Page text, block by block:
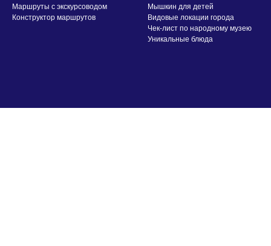
Маршруты с экскурсоводом
Конструктор маршрутов
Мышкин для детей
Видовые локации города
Чек-лист по народному музею
Уникальные блюда